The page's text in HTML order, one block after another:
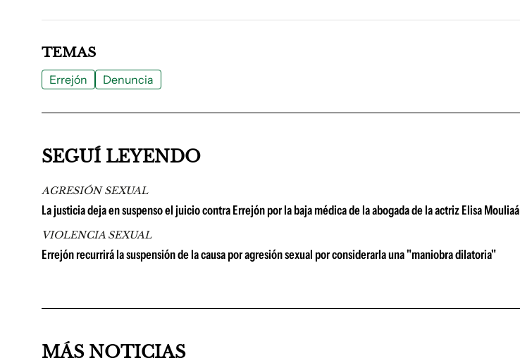
TEMAS
Errejón Denuncia
SEGUÍ LEYENDO
AGRESIÓN SEXUAL
La justicia deja en suspenso el juicio contra Errejón por la baja médica de la abogada de la actriz Elisa Mouliaá
VIOLENCIA SEXUAL
Errejón recurrirá la suspensión de la causa por agresión sexual por considerarla una "maniobra dilatoria"
MÁS NOTICIAS